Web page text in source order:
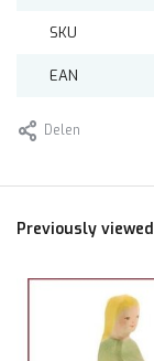
SKU
EAN
Delen
Previously viewed